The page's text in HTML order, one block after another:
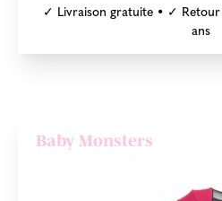
✓ Livraison gratuite • ✓
ans
Baby Monsters